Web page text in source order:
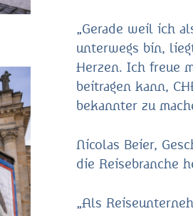
„Gerade weil ich
unterwegs bin,
Herzen. Ich freue
beitragen kann,
bekannter zu
Nicolas Beier,
die Reisebranche
„Als